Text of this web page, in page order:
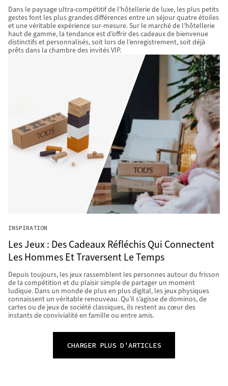
Dans le paysage ultra-compétitif de l’hôtellerie de luxe, les plus petits
gestes font les plus grandes différences entre un séjour quatre étoiles
et une véritable expérience sur-mesure. Sur le marché de l’hôtellerie
haut de gamme, la tendance est d’offrir des cadeaux de bienvenue
distinctifs et personnalisés, soit lors de l’enregistrement, soit déjà
prêts dans la chambre des invités VIP.
INSPIRATION
Les Jeux : Des Cadeaux Réfléchis Qui Connectent
Les Hommes Et Traversent Le Temps
Depuis toujours, les jeux rassemblent les personnes autour du frisson
de la compétition et du plaisir simple de partager un moment
ludique. Dans un monde de plus en plus digital, les jeux physiques
connaissent un véritable renouveau. Qu’il s’agisse de dominos, de
cartes ou de jeux de société classiques, ils restent au cœur des
instants de convivialité en famille ou entre amis.
CHARGER PLUS D'ARTICLES